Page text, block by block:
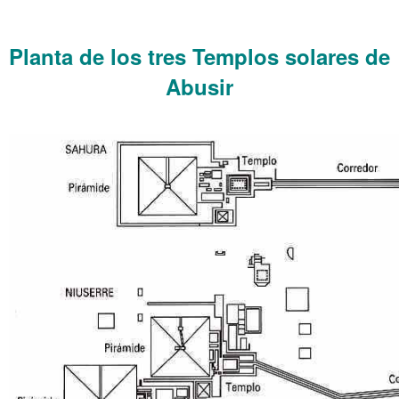
Planta de los tres Templos solares de
Abusir